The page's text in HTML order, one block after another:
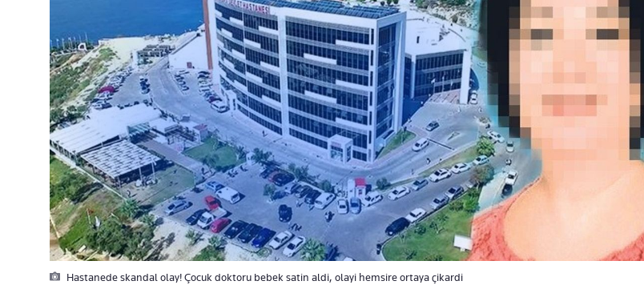
Hastanede skandal olay! Çocuk doktoru bebek satin aldi, olayi hemsire ortaya çikardi